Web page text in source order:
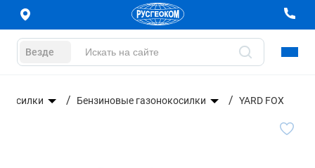
Везде
Бензиновые газонокосилки YARD FOX